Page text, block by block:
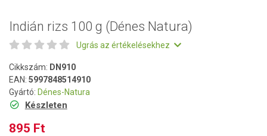
Indián rizs 100 g (Dénes Natura)
Ugrás az értékelésekhez
Cikkszám: DN910
EAN: 5997848514910
Gyártó: Dénes-Natura
Készleten
895 Ft